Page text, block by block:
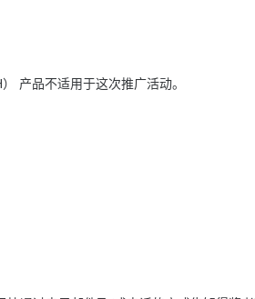
产品不适用于这次推广活动。